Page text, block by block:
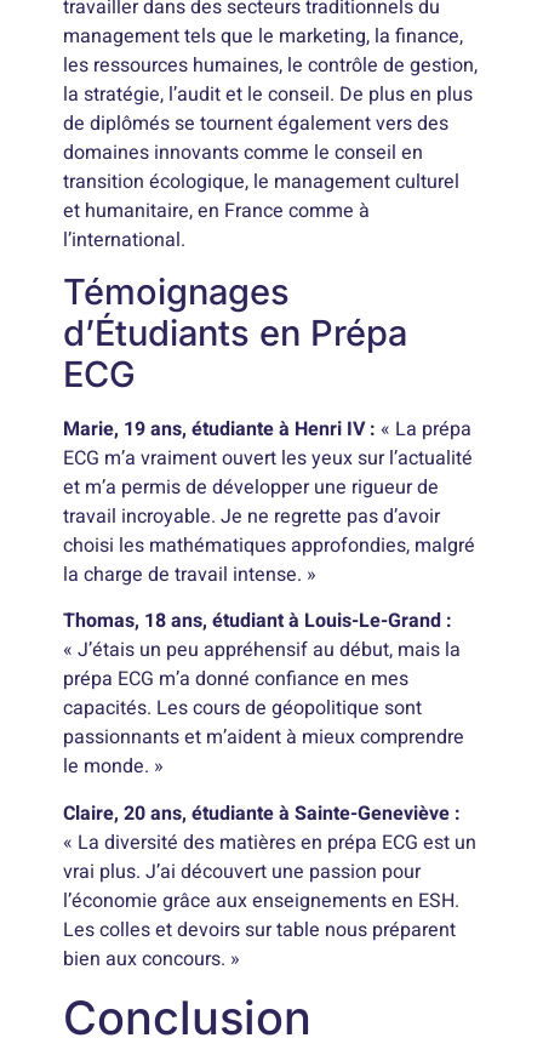
travailler dans des secteurs traditionnels du
management tels que le marketing, la finance,
les ressources humaines, le contrôle de gestion,
la stratégie, l’audit et le conseil. De plus en plus
de diplômés se tournent également vers des
domaines innovants comme le conseil en
transition écologique, le management culturel
et humanitaire, en France comme à
l’international.
Témoignages
d’Étudiants en Prépa
ECG
Marie, 19 ans, étudiante à Henri IV : « La prépa
ECG m’a vraiment ouvert les yeux sur l’actualité
et m’a permis de développer une rigueur de
travail incroyable. Je ne regrette pas d’avoir
choisi les mathématiques approfondies, malgré
la charge de travail intense. »
Thomas, 18 ans, étudiant à Louis-Le-Grand :
« J’étais un peu appréhensif au début, mais la
prépa ECG m’a donné confiance en mes
capacités. Les cours de géopolitique sont
passionnants et m’aident à mieux comprendre
le monde. »
Claire, 20 ans, étudiante à Sainte-Geneviève :
« La diversité des matières en prépa ECG est un
vrai plus. J’ai découvert une passion pour
l’économie grâce aux enseignements en ESH.
Les colles et devoirs sur table nous préparent
bien aux concours. »
Conclusion